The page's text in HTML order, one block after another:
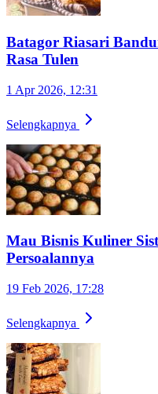
Batagor Riasari
Rasa Tulen
1 Apr 2026, 12:31
Selengkapnya
Mau Bisnis Kuliner
Persoalannya
19 Feb 2026, 17:28
Selengkapnya